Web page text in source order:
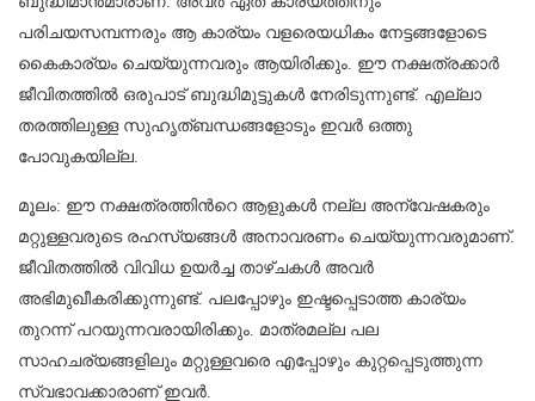
പരിചയസമ്പന്നരും ആ കാര്യം വളരെയധികം നേട്ടങ്ങളോടെ
കൈകാര്യം ചെയ്യുന്നവരും ആയിരിക്കും. ഈ നക്ഷത്രക്കാർ
ജീവിതത്തിൽ ഒരുപാട് ബുദ്ധിമുട്ടുകൾ നേരിടുന്നുണ്ട്. എല്ലാ
തരത്തിലുള്ള സുഹൃത്ബന്ധങ്ങളോടും ഇവർ ഒത്തു
പോവുകയില്ല.
മൂലം: ഈ നക്ഷത്രത്തിന്‍റെ ആളുകൾ നല്ല അന്വേഷകരും
മറ്റുള്ളവരുടെ രഹസ്യങ്ങൾ അനാവരണം ചെയ്യുന്നവരുമാണ്.
ജീവിതത്തിൽ വിവിധ ഉയർച്ച താഴ്ചകൾ അവർ
അഭിമുഖീകരിക്കുന്നുണ്ട്. പലപ്പോഴും ഇഷ്ടപ്പെടാത്ത കാര്യം
തുറന്ന് പറയുന്നവരായിരിക്കും. മാത്രമല്ല പല
സാഹചര്യങ്ങളിലും മറ്റുള്ളവരെ എപ്പോഴും കുറ്റപ്പെടുത്തുന്ന
സ്വഭാവക്കാരാണ് ഇവർ.